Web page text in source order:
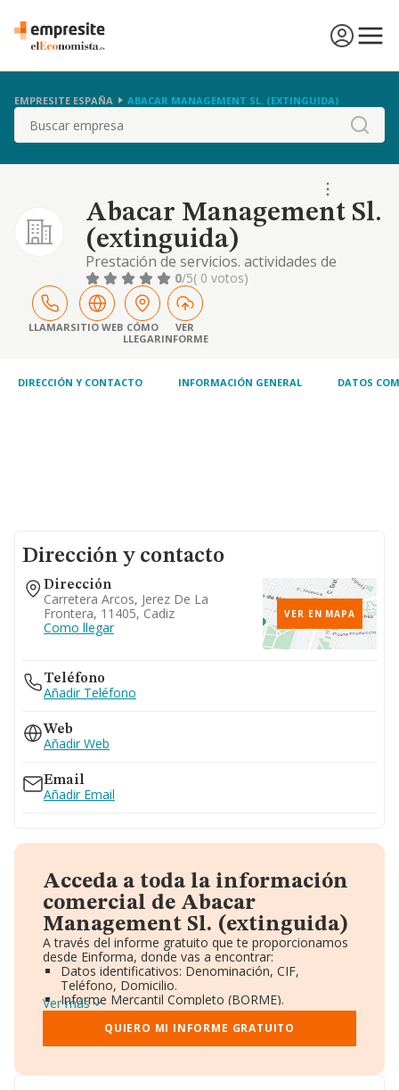
EMPRESITE ESPAÑA ABACAR MANAGEMENT SL. (EXTINGUIDA)
Buscar
Abacar Management Sl.
(extinguida)
Prestación de servicios. actividades de
gestión y administración.
servicioseducativos, sanitarios, de ocio y
entretenimiento
0/5( 0 votos)
LLAMARSITIO WEB CÓMO
LLEGAR
VER
INFORME
DIRECCIÓN Y CONTACTO INFORMACIÓN GENERAL DATOS
Dirección y contacto
Dirección
Carretera Arcos, Jerez De La
Frontera, 11405, Cadiz
Como llegar
VER EN MAPA
Teléfono
Añadir Teléfono
Web
Añadir Web
Email
Añadir Email
Acceda a toda la información
comercial de Abacar
Management Sl. (extinguida)
A través del informe gratuito que te proporcionamos
desde Einforma, donde vas a encontrar:
Datos identificativos: Denominación, CIF,
Teléfono, Domicilio.
Informe Mercantil Completo (BORME).
Gráficos de Evolución Ventas y Empleados.
Consejo de Administración y Administradores.
Directivos y Ejecutivos.
Ver más
QUIERO MI INFORME GRATUITO